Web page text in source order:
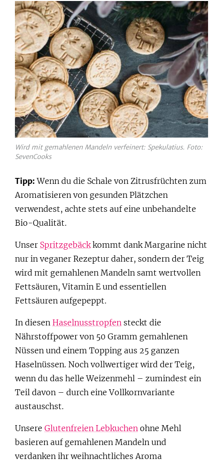
Wird mit gemahlenen Mandeln verfeinert: Spekulatius. Foto:
SevenCooks
Tipp: Wenn du die Schale von Zitrusfrüchten zum
Aromatisieren von gesunden Plätzchen
verwendest, achte stets auf eine unbehandelte
Bio-Qualität.
Unser Spritzgebäckkommt dank Margarine nicht
nur in veganer Rezeptur daher, sondern der Teig
wird mit gemahlenen Mandeln samt wertvollen
Fettsäuren, Vitamin E und essentiellen
Fettsäuren aufgepeppt.
In diesen Haselnusstropfen steckt die
Nährstoffpower von 50 Gramm gemahlenen
Nüssen und einem Topping aus 25 ganzen
Haselnüssen. Noch vollwertiger wird der Teig,
wenn du das helle Weizenmehl – zumindest ein
Teil davon – durch eine Vollkornvariante
austauschst.
Unsere Glutenfreien Lebkuchen ohne Mehl
basieren auf gemahlenen Mandeln und
verdanken ihr weihnachtliches Aroma